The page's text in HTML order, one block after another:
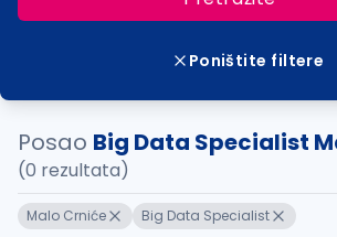
Poništite filtere
Posao Big Data Specialist
(0 rezultata)
Malo Crniće Big Data Specialist